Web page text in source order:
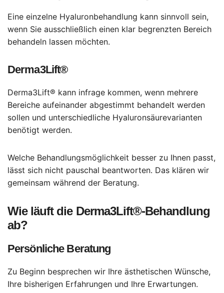
Eine einzelne Hyaluronbehandlung kann sinnvoll sein,
wenn Sie ausschließlich einen klar begrenzten Bereich
behandeln lassen möchten.
Derma3Lift®
Derma3Lift® kann infrage kommen, wenn mehrere
Bereiche aufeinander abgestimmt behandelt werden
sollen und unterschiedliche Hyaluronsäurevarianten
benötigt werden.
Welche Behandlungsmöglichkeit besser zu Ihnen passt,
lässt sich nicht pauschal beantworten. Das klären wir
gemeinsam während der Beratung.
Wie läuft die Derma3Lift®-Behandlung
ab?
Persönliche Beratung
Zu Beginn besprechen wir Ihre ästhetischen Wünsche,
Ihre bisherigen Erfahrungen und Ihre Erwartungen.